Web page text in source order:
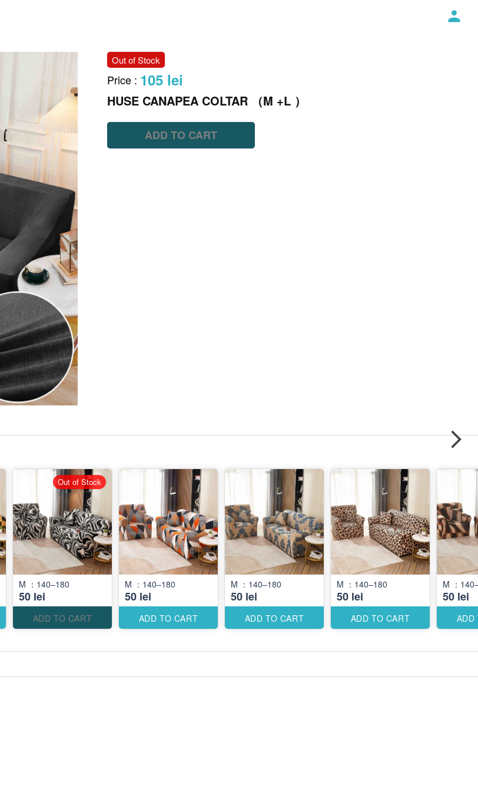
Out of Stock
Price : 105 lei
HUSE CANAPEA COLTAR （M +L ）
ADD TO CART
M ：140–180
50 lei
ADD TO CART
Out of Stock
M ：140–180
50 lei
ADD TO CART
M ：140–180
50 lei
ADD TO CART
M ：140–180
50 lei
ADD TO CART
M ：
50 lei
ADD